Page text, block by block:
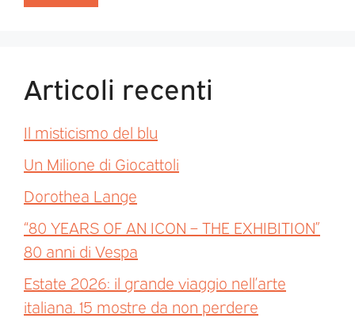
Articoli recenti
Il misticismo del blu
Un Milione di Giocattoli
Dorothea Lange
“80 YEARS OF AN ICON – THE EXHIBITION”
80 anni di Vespa
Estate 2026: il grande viaggio nell’arte
italiana. 15 mostre da non perdere